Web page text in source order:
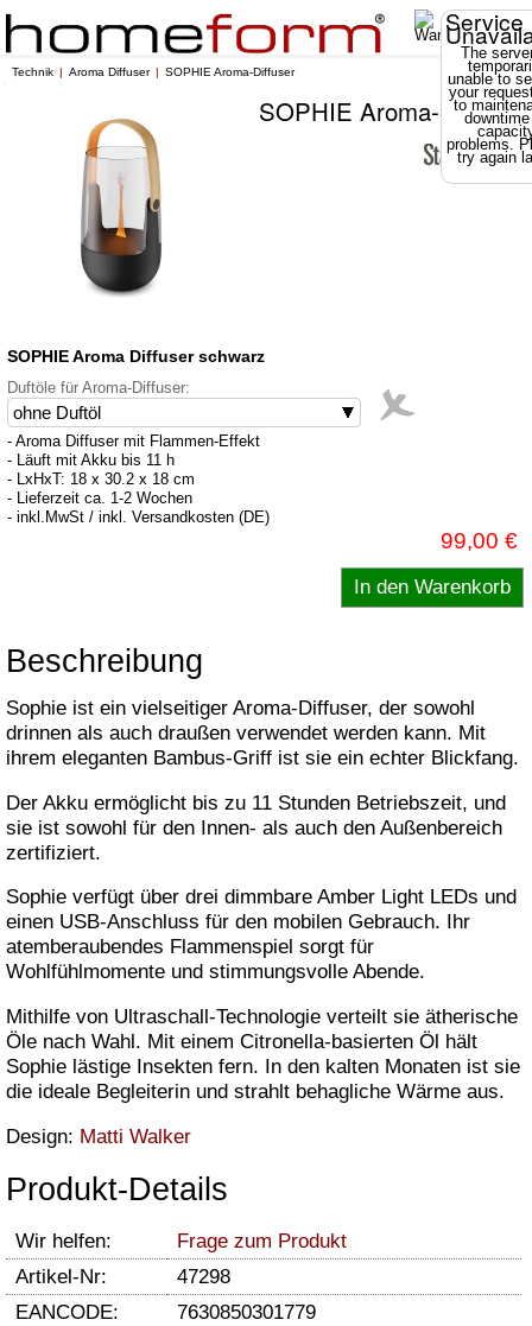
Service
The
unable to
your
to
problems.
try again
Technik Aroma Diffuser SOPHIE Aroma-Diffuser
SOPHIE Aroma-Diffuser
SOPHIE Aroma Diffuser schwarz
Duftöle für Aroma-Diffuser:
- Aroma Diffuser mit Flammen-Effekt
- Läuft mit Akku bis 11 h
- LxHxT: 18 x 30.2 x 18 cm
- Lieferzeit ca. 1-2 Wochen
- inkl.MwSt / inkl. Versandkosten (DE)
99,00 €
Beschreibung
Sophie ist ein vielseitiger Aroma-Diffuser, der sowohl
drinnen als auch draußen verwendet werden kann. Mit
ihrem eleganten Bambus-Griff ist sie ein echter Blickfang.
Der Akku ermöglicht bis zu 11 Stunden Betriebszeit, und
sie ist sowohl für den Innen- als auch den Außenbereich
zertifiziert.
Sophie verfügt über drei dimmbare Amber Light LEDs und
einen USB-Anschluss für den mobilen Gebrauch. Ihr
atemberaubendes Flammenspiel sorgt für
Wohlfühlmomente und stimmungsvolle Abende.
Mithilfe von Ultraschall-Technologie verteilt sie ätherische
Öle nach Wahl. Mit einem Citronella-basierten Öl hält
Sophie lästige Insekten fern. In den kalten Monaten ist sie
die ideale Begleiterin und strahlt behagliche Wärme aus.
Design: Matti Walker
Produkt-Details
Wir helfen:
Frage zum Produkt
Artikel-Nr:
47298
EANCODE:
7630850301779